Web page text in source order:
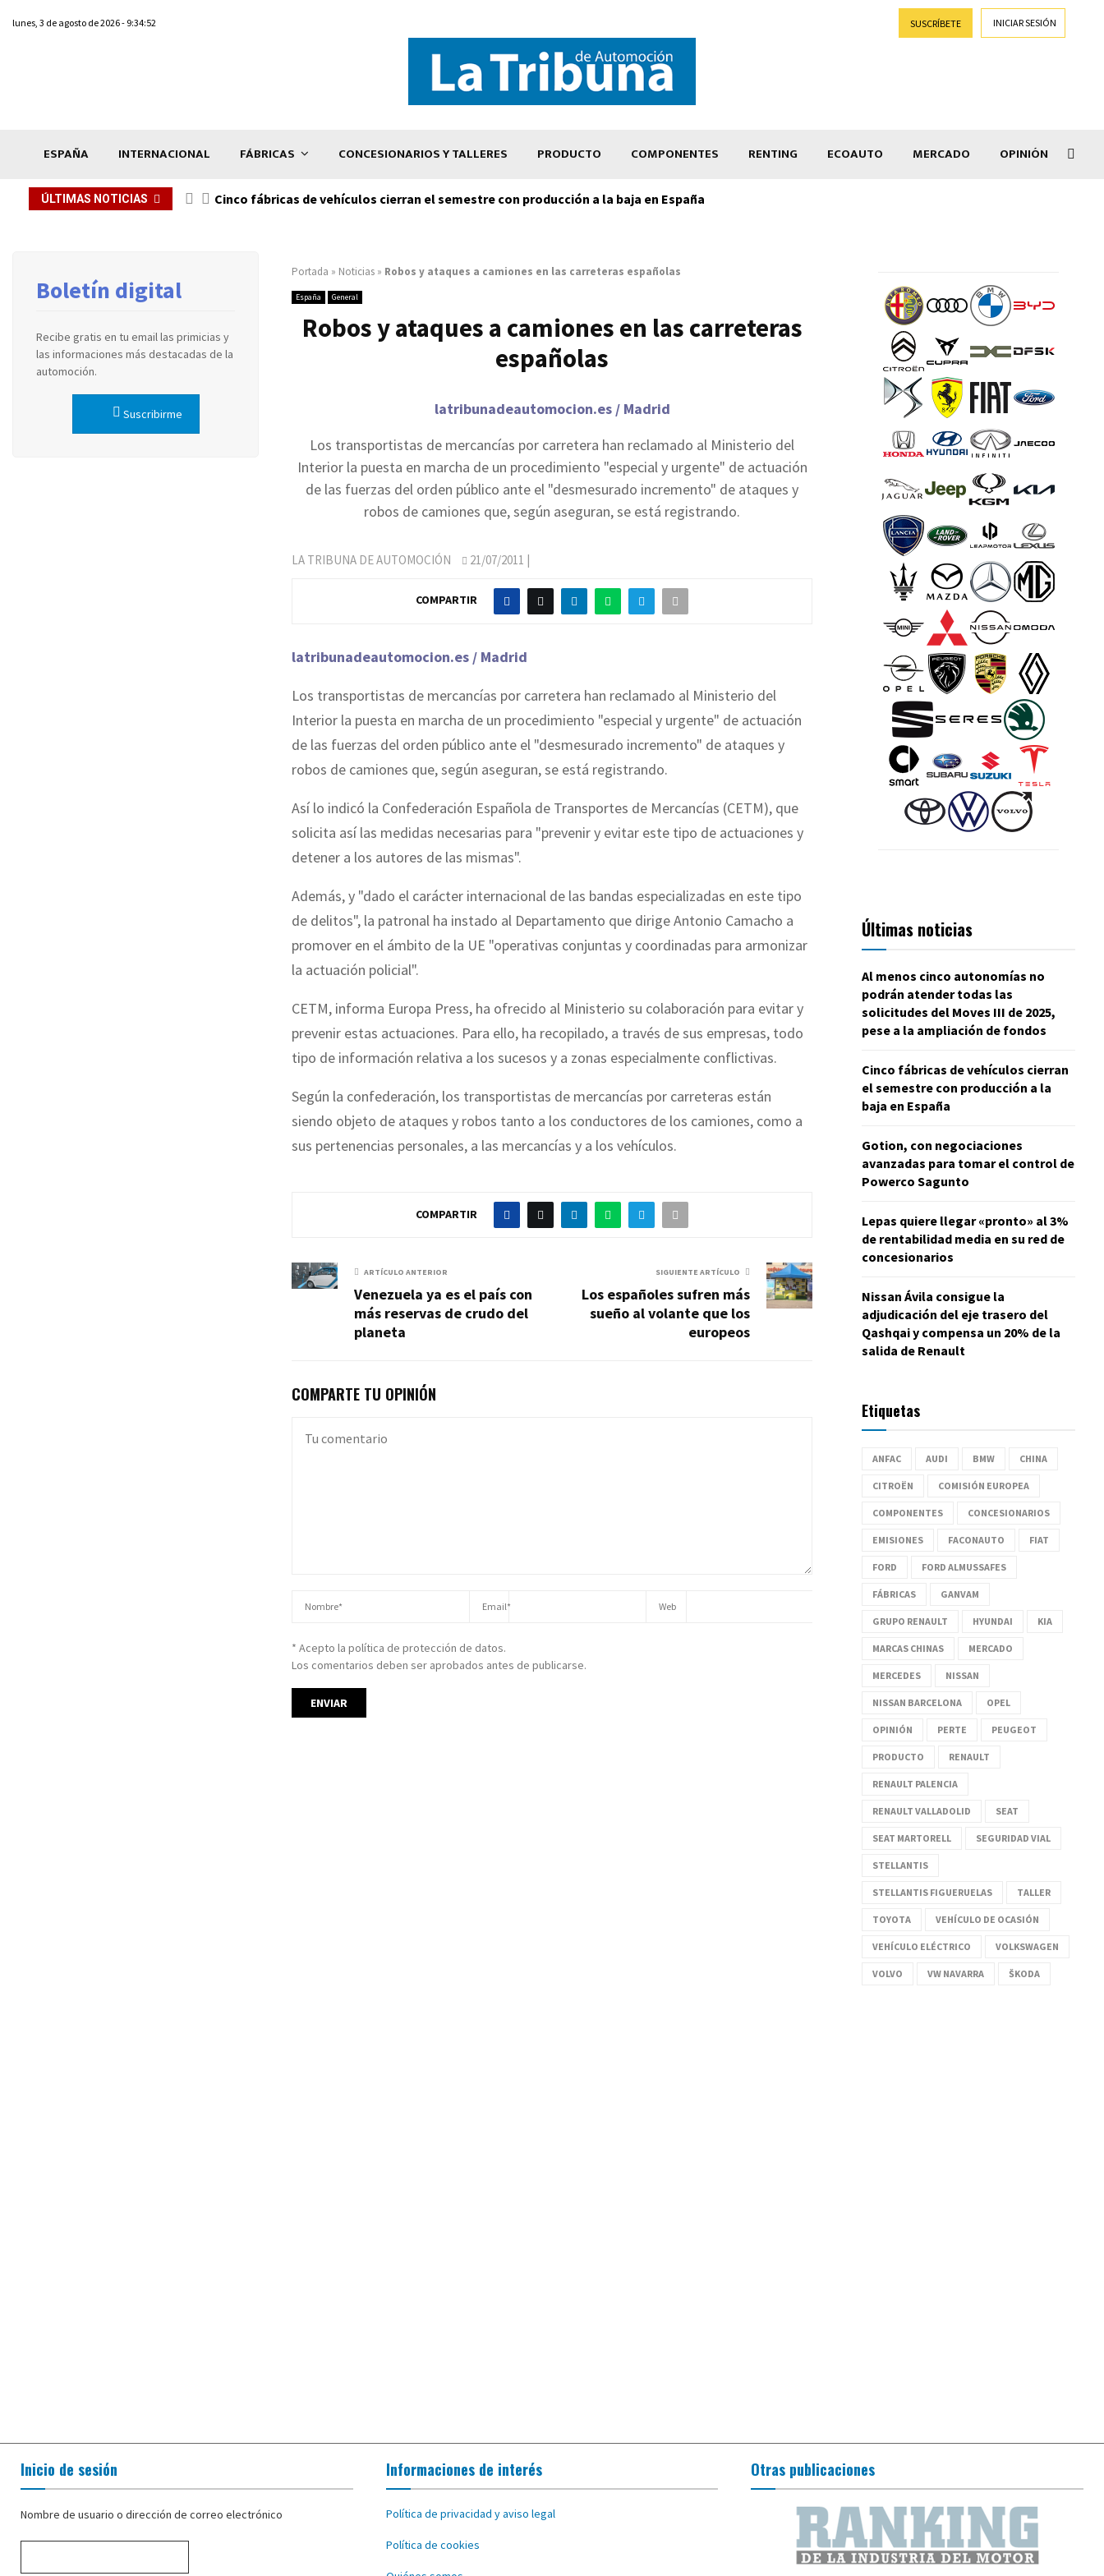
lunes, 3 de agosto de 2026 - 9:34:52 SUSCRÍBETE INICIAR SESIÓN
ESPAÑA INTERNACIONAL FÁBRICAS CONCESIONARIOS Y TALLERES PRODUCTO COMPONENTES RENTING ECOAUTO MERCADO OPINIÓN
ÚLTIMAS NOTICIAS Cinco fábricas de vehículos cierran el semestre con producción a la baja en España
Portada » Noticias » Robos y ataques a camiones en las carreteras españolas
España General
Robos y ataques a camiones en las carreteras
españolas
latribunadeautomocion.es / Madrid
Los transportistas de mercancías por carretera han reclamado al Ministerio del
Interior la puesta en marcha de un procedimiento "especial y urgente" de actuación
de las fuerzas del orden público ante el "desmesurado incremento" de ataques y
robos de camiones que, según aseguran, se está registrando.
LA TRIBUNA DE AUTOMOCIÓN 21/07/2011 |
COMPARTIR
latribunadeautomocion.es / Madrid
Los transportistas de mercancías por carretera han reclamado al Ministerio del
Interior la puesta en marcha de un procedimiento "especial y urgente" de actuación
de las fuerzas del orden público ante el "desmesurado incremento" de ataques y
robos de camiones que, según aseguran, se está registrando.
Así lo indicó la Confederación Española de Transportes de Mercancías (CETM), que
solicita así las medidas necesarias para "prevenir y evitar este tipo de actuaciones y
detener a los autores de las mismas".
Además, y "dado el carácter internacional de las bandas especializadas en este tipo
de delitos", la patronal ha instado al Departamento que dirige Antonio Camacho a
promover en el ámbito de la UE "operativas conjuntas y coordinadas para armonizar
la actuación policial".
CETM, informa Europa Press, ha ofrecido al Ministerio su colaboración para evitar y
prevenir estas actuaciones. Para ello, ha recopilado, a través de sus empresas, todo
tipo de información relativa a los sucesos y a zonas especialmente conflictivas.
Según la confederación, los transportistas de mercancías por carreteras están
siendo objeto de ataques y robos tanto a los conductores de los camiones, como a
sus pertenencias personales, a las mercancías y a los vehículos.
COMPARTIR
ARTÍCULO ANTERIOR
Venezuela ya es el país con
más reservas de crudo del
planeta
SIGUIENTE ARTÍCULO
Los españoles sufren más
sueño al volante que los
europeos
COMPARTE TU OPINIÓN
* Acepto la política de protección de datos.
Los comentarios deben ser aprobados antes de publicarse.
Boletín digital
Recibe gratis en tu email las primicias y
las informaciones más destacadas de la
automoción.
Suscribirme
Últimas noticias
Al menos cinco autonomías no
podrán atender todas las
solicitudes del Moves III de 2025,
pese a la ampliación de fondos
Cinco fábricas de vehículos cierran
el semestre con producción a la
baja en España
Gotion, con negociaciones
avanzadas para tomar el control de
Powerco Sagunto
Lepas quiere llegar «pronto» al 3%
de rentabilidad media en su red de
concesionarios
Nissan Ávila consigue la
adjudicación del eje trasero del
Qashqai y compensa un 20% de la
salida de Renault
Etiquetas
ANFAC AUDI BMW CHINA
CITROËN COMISIÓN EUROPEA
COMPONENTES CONCESIONARIOS
EMISIONES FACONAUTO FIAT
FORD FORD ALMUSSAFES
FÁBRICAS GANVAM
GRUPO RENAULT HYUNDAI KIA
MARCAS CHINAS MERCADO
MERCEDES NISSAN
NISSAN BARCELONA OPEL
OPINIÓN PERTE PEUGEOT
PRODUCTO RENAULT
RENAULT PALENCIA
RENAULT VALLADOLID SEAT
SEAT MARTORELL SEGURIDAD VIAL
STELLANTIS
STELLANTIS FIGUERUELAS TALLER
TOYOTA VEHÍCULO DE OCASIÓN
VEHÍCULO ELÉCTRICO VOLKSWAGEN
VOLVO VW NAVARRA ŠKODA
Inicio de sesión
Nombre de usuario o dirección de correo electrónico
Informaciones de interés
Política de privacidad y aviso legal
Política de cookies
Otras publicaciones